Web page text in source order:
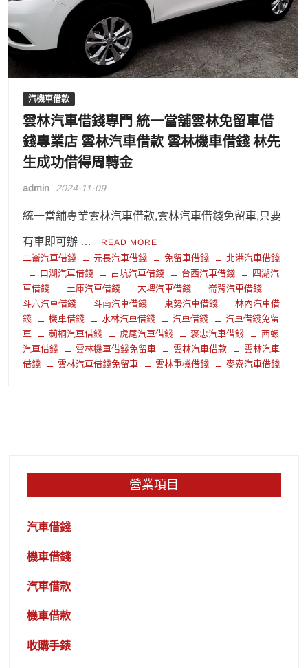
汽機車借款
雲林汽車借錢專門 統一當舖雲林免留車借
錢專業店 雲林汽車借款 雲林機車借錢 林先
生成功借得周轉金
admin 2024-11-09
統一當舖專業雲林汽車借款,雲林汽車借錢免留車,只要
有車即可辦 … READ MORE
二崙汽車借錢 元長汽車借錢 免留車借錢
北港汽車借錢
口湖汽車借錢
古坑汽車借錢 台西汽車借錢
四湖汽
車借錢
土庫汽車借錢 大埤汽車借錢
崙背汽車借錢
斗六汽車借錢
斗南汽車借錢 東勢汽車借錢
林內汽車借
錢
機車借錢 水林汽車借錢 汽車借錢
汽車借錢免留
車
莿桐汽車借錢 虎尾汽車借錢 褒忠汽車借錢
西螺
汽車借錢
雲林機車借錢免留車 雲林汽車借款
雲林汽車
借錢
雲林汽車借錢免留車 雲林重機借錢 麥寮汽車借錢
營業項目
汽車借錢
機車借錢
汽車借款
機車借款
收購手錶